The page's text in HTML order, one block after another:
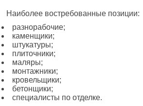
Наиболее востребованные позиции:
разнорабочие;
каменщики;
штукатуры;
плиточники;
маляры;
монтажники;
кровельщики;
бетонщики;
специалисты по отделке.